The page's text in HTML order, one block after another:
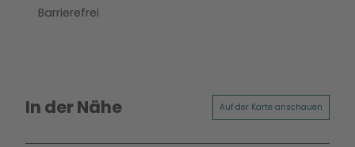
Barrierefrei
In der Nähe Auf der Karte anschauen